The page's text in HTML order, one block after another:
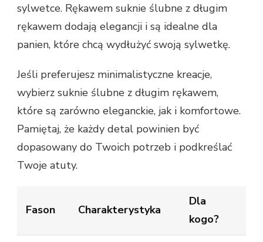
sylwetce. Rękawem suknie ślubne z długim
rękawem dodają elegancji i są idealne dla
panien, które chcą wydłużyć swoją sylwetkę.
Jeśli preferujesz minimalistyczne kreacje,
wybierz suknie ślubne z długim rękawem,
które są zarówno eleganckie, jak i komfortowe.
Pamiętaj, że każdy detal powinien być
dopasowany do Twoich potrzeb i podkreślać
Twoje atuty.
Fason Charakterystyka
Dla
kogo?